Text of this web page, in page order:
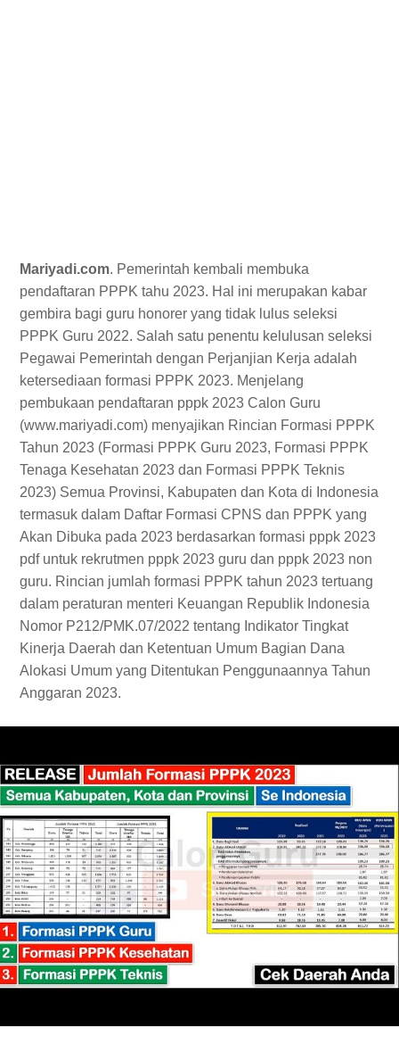
Mariyadi.com. Pemerintah kembali membuka
pendaftaran PPPK tahu 2023. Hal ini merupakan kabar
gembira bagi guru honorer yang tidak lulus seleksi
PPPK Guru 2022. Salah satu penentu kelulusan seleksi
Pegawai Pemerintah dengan Perjanjian Kerja adalah
ketersediaan formasi PPPK 2023. Menjelang
pembukaan pendaftaran pppk 2023 Calon Guru
(www.mariyadi.com) menyajikan Rincian Formasi PPPK
Tahun 2023 (Formasi PPPK Guru 2023, Formasi PPPK
Tenaga Kesehatan 2023 dan Formasi PPPK Teknis
2023) Semua Provinsi, Kabupaten dan Kota di Indonesia
termasuk dalam Daftar Formasi CPNS dan PPPK yang
Akan Dibuka pada 2023 berdasarkan formasi pppk 2023
pdf untuk rekrutmen pppk 2023 guru dan pppk 2023 non
guru. Rincian jumlah formasi PPPK tahun 2023 tertuang
dalam peraturan menteri Keuangan Republik Indonesia
Nomor P212/PMK.07/2022 tentang Indikator Tingkat
Kinerja Daerah dan Ketentuan Umum Bagian Dana
Alokasi Umum yang Ditentukan Penggunaannya Tahun
Anggaran 2023.